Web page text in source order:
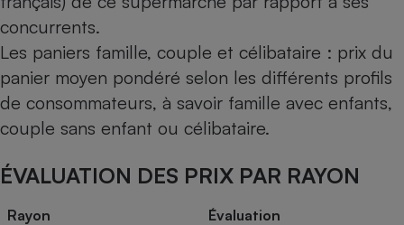
concurrents.
Les paniers famille, couple et célibataire : prix du
panier moyen pondéré selon les différents profils
de consommateurs, à savoir famille avec enfants,
couple sans enfant ou célibataire.
ÉVALUATION DES PRIX PAR RAYON
Rayon Évaluation